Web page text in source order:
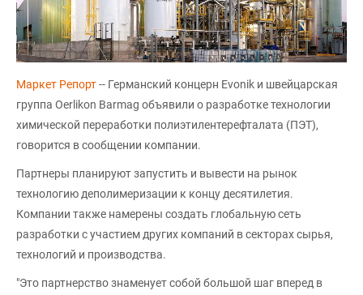
Маркет Репорт-- Германский концерн Evonik и швейцарская
группа Oerlikon Barmag объявили о разработке технологии
химической переработки полиэтилентерефталата (ПЭТ),
говорится в сообщении компании.
Партнеры планируют запустить и вывести на рынок
технологию деполимеризации к концу десятилетия.
Компании также намерены создать глобальную сеть
разработки с участием других компаний в секторах сырья,
технологий и производства.
"Это партнерство знаменует собой большой шаг вперед в